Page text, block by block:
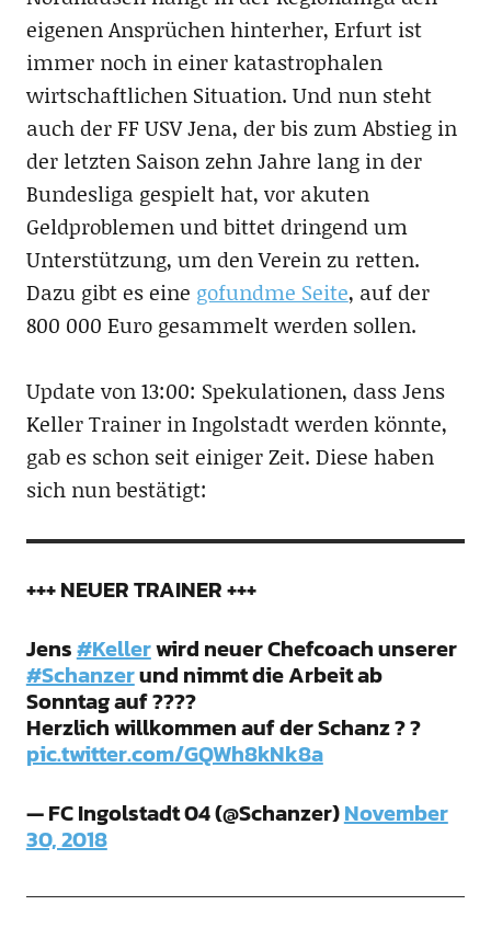
eigenen Ansprüchen hinterher, Erfurt ist
immer noch in einer katastrophalen
wirtschaftlichen Situation. Und nun steht
auch der FF USV Jena, der bis zum Abstieg in
der letzten Saison zehn Jahre lang in der
Bundesliga gespielt hat, vor akuten
Geldproblemen und bittet dringend um
Unterstützung, um den Verein zu retten.
Dazu gibt es eine gofundme Seite, auf der
800 000 Euro gesammelt werden sollen.
Update von 13:00: Spekulationen, dass Jens
Keller Trainer in Ingolstadt werden könnte,
gab es schon seit einiger Zeit. Diese haben
sich nun bestätigt:
+++ NEUER TRAINER +++
Jens#Kellerwird neuer Chefcoach unserer
#Schanzerund nimmt die Arbeit ab
Sonntag auf ????
Herzlich willkommen auf der Schanz ? ?
pic.twitter.com/GQWh8kNk8a
— FC Ingolstadt 04 (@Schanzer)November
30, 2018